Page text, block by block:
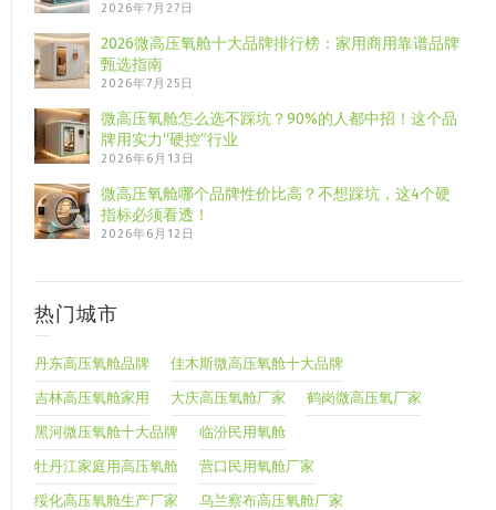
2026年7月27日
2026微高压氧舱十大品牌排行榜：家用商用靠谱品牌
甄选指南
2026年7月25日
微高压氧舱怎么选不踩坑？90%的人都中招！这个品
牌用实力“硬控”行业
2026年6月13日
微高压氧舱哪个品牌性价比高？不想踩坑，这4个硬
指标必须看透！
2026年6月12日
热门城市
丹东高压氧舱品牌 佳木斯微高压氧舱十大品牌
吉林高压氧舱家用 大庆高压氧舱厂家 鹤岗微高压氧厂家
黑河微压氧舱十大品牌 临汾民用氧舱
牡丹江家庭用高压氧舱 营口民用氧舱厂家
绥化高压氧舱生产厂家 乌兰察布高压氧舱厂家